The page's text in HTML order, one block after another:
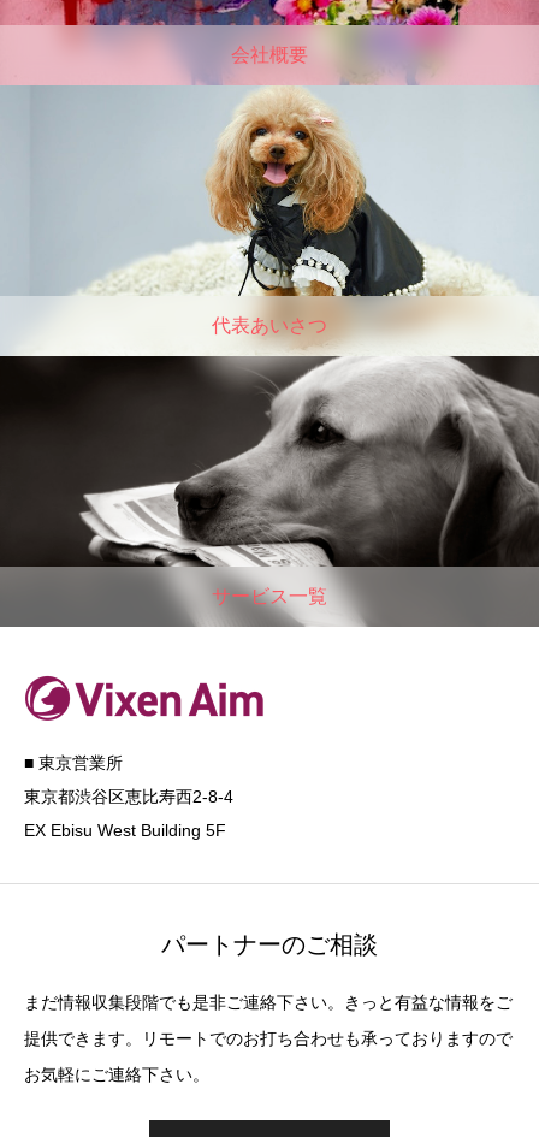
会社概要
代表あいさつ
サービス一覧
■ 東京営業所
東京都渋谷区恵比寿西2-8-4
EX Ebisu West Building 5F
パートナーのご相談
まだ情報収集段階でも是非ご連絡下さい。きっと有益な情報をご
提供できます。リモートでのお打ち合わせも承っておりますので
お気軽にご連絡下さい。